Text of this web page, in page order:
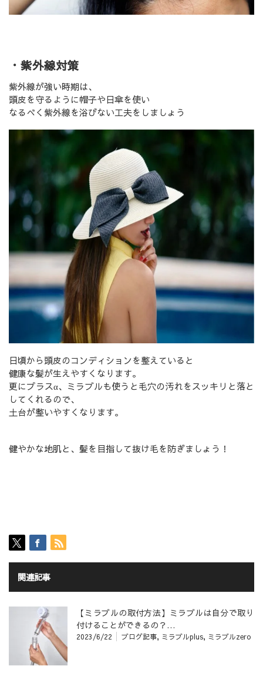
・紫外線対策
紫外線が強い時期は、
頭皮を守るように帽子や日傘を使い
なるべく紫外線を浴びない工夫をしましょう
日頃から頭皮のコンディションを整えていると
健康な髪が生えやすくなります。
更にプラスα、ミラブルも使うと毛穴の汚れをスッキリと落と
してくれるので、
土台が整いやすくなります。
健やかな地肌と、髪を目指して抜け毛を防ぎましょう！
関連記事
【ミラブルの取付方法】ミラブルは自分で取り
付けることができるの？…
2023/6/22 ブログ記事, ミラブルplus, ミラブルzero